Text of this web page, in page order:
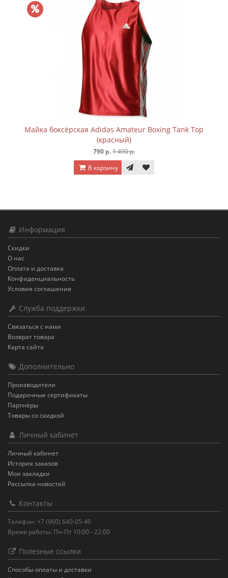
Майка боксёрская Adidas Amateur Boxing Tank Top
(красный)
790 р.1 490 р.
В корзину
Информация
Скидки
О нас
Оплата и доставка
Конфиденциальность
Условия соглашения
Служба поддержки
Связаться с нами
Возврат товара
Карта сайта
Дополнительно
Производители
Подарочные сертификаты
Партнёры
Товары со скидкой
Личный кабинет
Личный кабинет
История заказов
Мои закладки
Рассылка новостей
Контакты
Телефон: +7 (960) 640-05-40
Время работы: Пн-Пт 10:00 - 22:00
Полезные ссылки
Способы оплаты и доставки